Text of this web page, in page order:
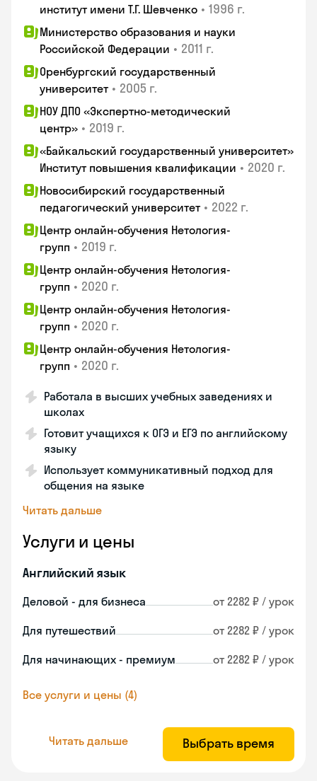
институт имени Т.Г. Шевченко • 1996 г.
Министерство образования и науки
Российской Федерации • 2011 г.
Оренбургский государственный
университет • 2005 г.
НОУ ДПО «Экспертно-методический
центр» • 2019 г.
«Байкальский государственный университет»
Институт повышения квалификации • 2020 г.
Новосибирский государственный
педагогический университет • 2022 г.
Центр онлайн-обучения Нетология-
групп • 2019 г.
Центр онлайн-обучения Нетология-
групп • 2020 г.
Центр онлайн-обучения Нетология-
групп • 2020 г.
Центр онлайн-обучения Нетология-
групп • 2020 г.
Работала в высших учебных заведениях и
школах
Готовит учащихся к ОГЭ и ЕГЭ по английскому
языку
Использует коммуникативный подход для
общения на языке
Читать дальше
Услуги и цены
Английский язык
Деловой - для бизнеса от 2282 ₽ / урок
Для путешествий от 2282 ₽ / урок
Для начинающих - премиум от 2282 ₽ / урок
Все услуги и цены (4)
Читать дальше Выбрать время